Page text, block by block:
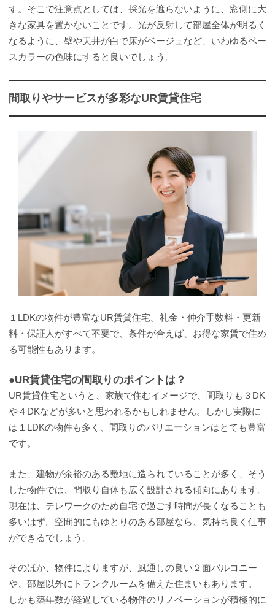
す。そこで注意点としては、採光を遮らないように、窓側に大
きな家具を置かないことです。光が反射して部屋全体が明るく
なるように、壁や天井が白で床がベージュなど、いわゆるベー
スカラーの色味にすると良いでしょう。
間取りやサービスが多彩なUR賃貸住宅
１LDKの物件が豊富なUR賃貸住宅。礼金・仲介手数料・更新
料・保証人がすべて不要で、条件が合えば、お得な家賃で住め
る可能性もあります。
●UR賃貸住宅の間取りのポイントは？
UR賃貸住宅というと、家族で住むイメージで、間取りも３DK
や４DKなどが多いと思われるかもしれません。しかし実際に
は１LDKの物件も多く、間取りのバリエーションはとても豊富
です。
また、建物が余裕のある敷地に造られていることが多く、そう
した物件では、間取り自体も広く設計される傾向にあります。
現在は、テレワークのため自宅で過ごす時間が長くなることも
多いはず。空間的にもゆとりのある部屋なら、気持ち良く仕事
ができるでしょう。
そのほか、物件によりますが、風通しの良い２面バルコニー
や、部屋以外にトランクルームを備えた住まいもあります。
しかも築年数が経過している物件のリノベーションが積極的に